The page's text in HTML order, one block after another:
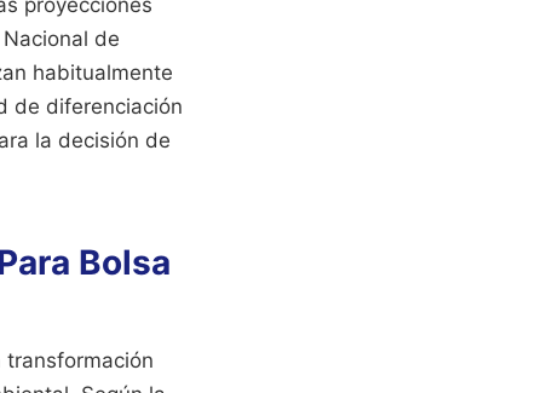
proyecciones
de
habitualmente
de diferenciación
la decisión de
Bolsa